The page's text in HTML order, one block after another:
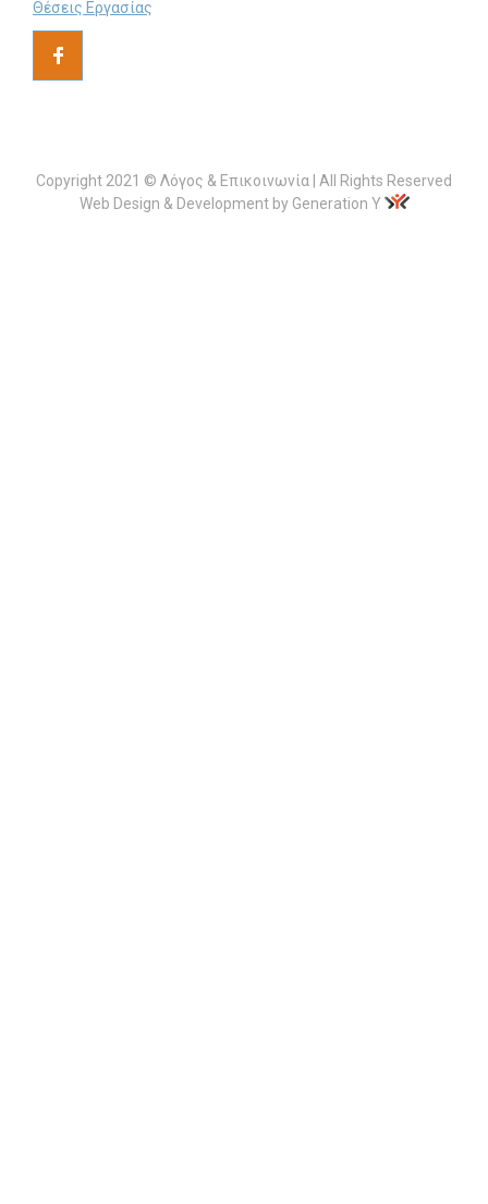
Θέσεις Εργασίας
Copyright 2021 © Λόγος & Επικοινωνία | All Rights Reserved
Web Design & Development by Generation Y